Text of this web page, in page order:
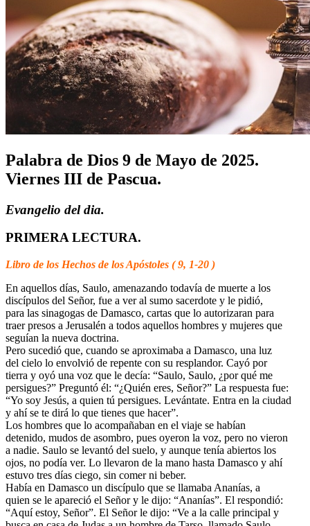
Palabra de Dios 9 de Mayo de 2025.
Viernes III de Pascua.
Evangelio del dia.
PRIMERA LECTURA.
Libro de los Hechos de los Apóstoles ( 9, 1-20 )
En aquellos días, Saulo, amenazando todavía de muerte a los
discípulos del Señor, fue a ver al sumo sacerdote y le pidió,
para las sinagogas de Damasco, cartas que lo autorizaran para
traer presos a Jerusalén a todos aquellos hombres y mujeres que
seguían la nueva doctrina.
Pero sucedió que, cuando se aproximaba a Damasco, una luz
del cielo lo envolvió de repente con su resplandor. Cayó por
tierra y oyó una voz que le decía: “Saulo, Saulo, ¿por qué me
persigues?” Preguntó él: “¿Quién eres, Señor?” La respuesta fue:
“Yo soy Jesús, a quien tú persigues. Levántate. Entra en la ciudad
y ahí se te dirá lo que tienes que hacer”.
Los hombres que lo acompañaban en el viaje se habían
detenido, mudos de asombro, pues oyeron la voz, pero no vieron
a nadie. Saulo se levantó del suelo, y aunque tenía abiertos los
ojos, no podía ver. Lo llevaron de la mano hasta Damasco y ahí
estuvo tres días ciego, sin comer ni beber.
Había en Damasco un discípulo que se llamaba Ananías, a
quien se le apareció el Señor y le dijo: “Ananías”. El respondió:
“Aquí estoy, Señor”. El Señor le dijo: “Ve a la calle principal y